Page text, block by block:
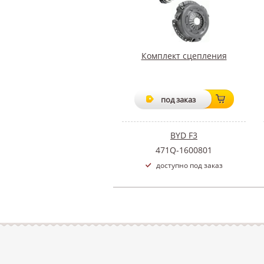
Комплект сцепления
под заказ
BYD F3
471Q-1600801
доступно под заказ